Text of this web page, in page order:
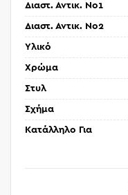
Διαστ. Αντικ. Nο1
Διαστ. Αντικ. Nο2
Υλικό
Χρώμα
Στυλ
Σχήμα
Κατάλληλο Για